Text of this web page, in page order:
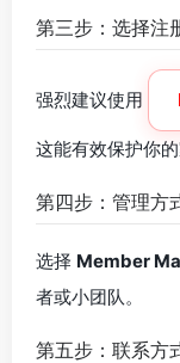
第三步：选择注
强烈建议使用
这能有效保护你
第四步：管理方
选择 Member
者或小团队。
第五步：联系方